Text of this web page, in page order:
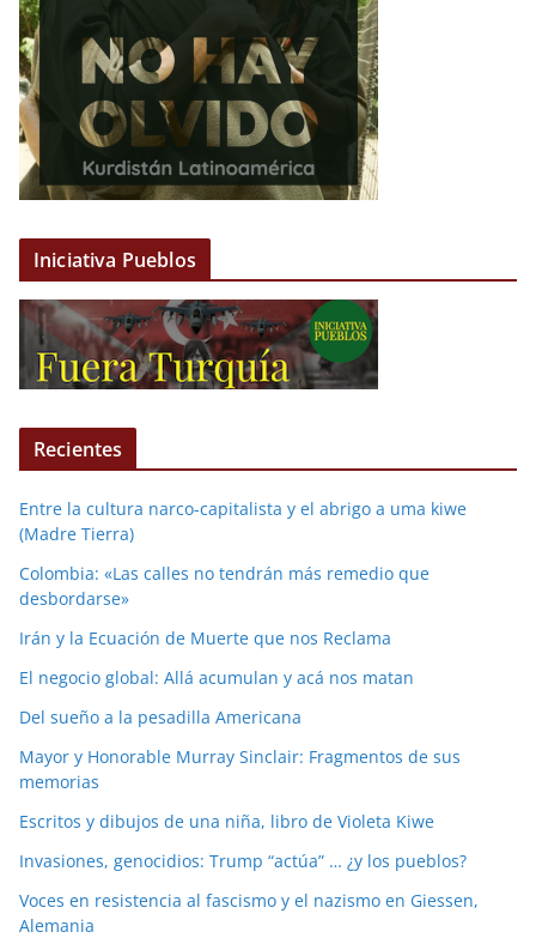
Iniciativa Pueblos
Recientes
Entre la cultura narco-capitalista y el abrigo a uma kiwe
(Madre Tierra)
Colombia: «Las calles no tendrán más remedio que
desbordarse»
Irán y la Ecuación de Muerte que nos Reclama
El negocio global: Allá acumulan y acá nos matan
Del sueño a la pesadilla Americana
Mayor y Honorable Murray Sinclair: Fragmentos de sus
memorias
Escritos y dibujos de una niña, libro de Violeta Kiwe
Invasiones, genocidios: Trump “actúa” … ¿y los pueblos?
Voces en resistencia al fascismo y el nazismo en Giessen,
Alemania